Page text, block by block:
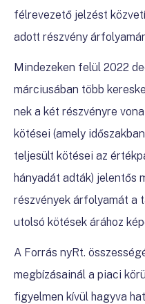
félrevezető jelzést
adott részvény
Mindezeken felül 2022
márciusában több
nek a két részvényre
kötései (amely
teljesült kötései az
hányadát adták) jelentős
részvények árfolyamát a
utolsó kötések árához
A Forrás nyRt.
megbízásainál a piaci
figyelmen kívül hagyva